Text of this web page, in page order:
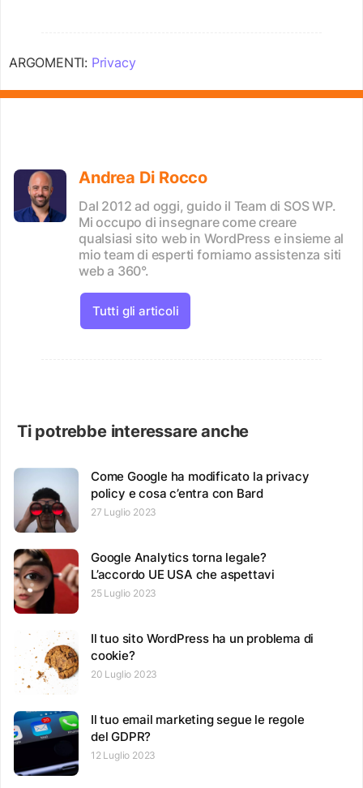
ARGOMENTI: Privacy
Andrea Di Rocco
Dal 2012 ad oggi, guido il Team di SOS WP.
Mi occupo di insegnare come creare
qualsiasi sito web in WordPress e insieme al
mio team di esperti forniamo assistenza siti
web a 360°.
Tutti gli articoli
Ti potrebbe interessare anche
Come Google ha modificato la privacy
policy e cosa c’entra con Bard
27 Luglio 2023
Google Analytics torna legale?
L’accordo UE USA che aspettavi
25 Luglio 2023
Il tuo sito WordPress ha un problema di
cookie?
20 Luglio 2023
Il tuo email marketing segue le regole
del GDPR?
12 Luglio 2023